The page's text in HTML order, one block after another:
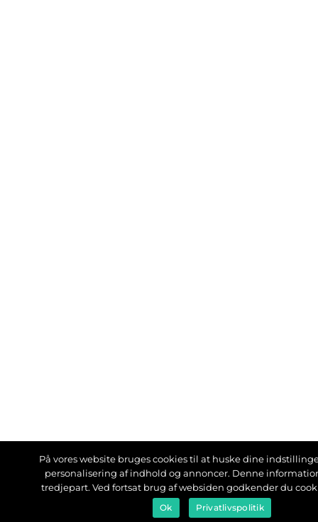
På vores website bruges cookies til at huske dine
personalisering af indhold og annoncer. Denne
tredjepart. Ved fortsat brug af websiden godkender du
Ok Privatlivspolitik